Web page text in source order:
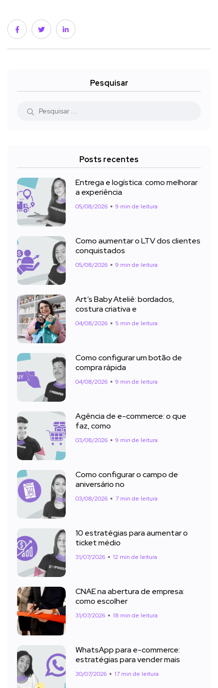
Pesquisar
Posts recentes
Entrega e logística: como melhorar
a experiência
05/08/2026 9 min de leitura
Como aumentar o LTV dos clientes
conquistados
05/08/2026 9 min de leitura
Art’s Baby Ateliê: bordados,
costura criativa e
04/08/2026 5 min de leitura
Como configurar um botão de
compra rápida
04/08/2026 9 min de leitura
Agência de e-commerce: o que
faz, como
03/08/2026 9 min de leitura
Como configurar o campo de
aniversário no
03/08/2026 7 min de leitura
10 estratégias para aumentar o
ticket médio
31/07/2026 12 min de leitura
CNAE na abertura de empresa:
como escolher
31/07/2026 18 min de leitura
WhatsApp para e-commerce:
estratégias para vender mais
30/07/2026 17 min de leitura